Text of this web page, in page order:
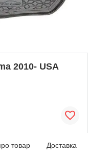
2010- USA
товар Доставка